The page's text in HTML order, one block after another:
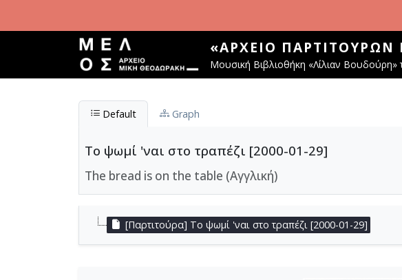
«ΑΡΧΕΊΟ
Μουσική Βιβλιοθήκη «Λίλιαν
Default Graph
Το ψωμί 'ναι στο τραπέζι [2000-01-29]
The bread is on the table (Αγγλική)
[Παρτιτούρα] Το ψωμί 'ναι στο τραπέζι [2000-01-29]